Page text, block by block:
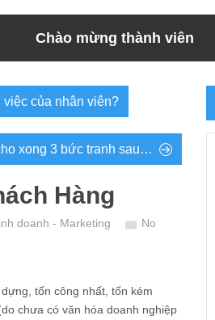
Chào mừng thành viên
việc của nhân viên?
xong 3 bức tranh sau…
Hàng
doanh - Marketing
No
tốn công nhất, tốn kém
chưa có văn hóa doanh nghiệp